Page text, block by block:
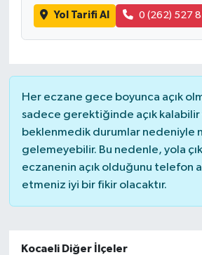
Yol Tarifi Al 0 (262) 527
Her eczane gece boyunca açık
sadece gerektiğinde açık kalabilir
beklenmedik durumlar nedeniyle
gelemeyebilir. Bu nedenle, yola
eczanenin açık olduğunu telefon
etmeniz iyi bir fikir olacaktır.
Kocaeli Diğer İlçeler